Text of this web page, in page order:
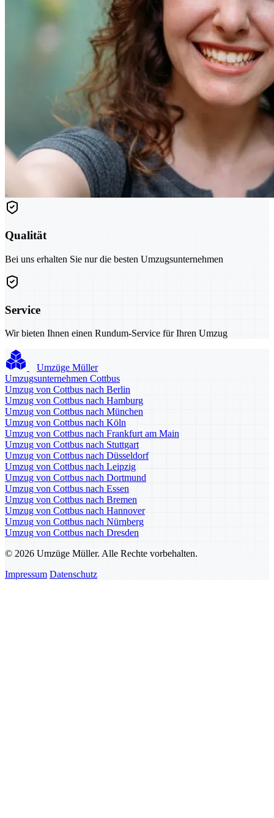
Qualität
Bei uns erhalten Sie nur die besten Umzugsunternehmen
Service
Wir bieten Ihnen einen Rundum-Service für Ihren Umzug
Umzüge Müller
Umzugsunternehmen Cottbus
Umzug von Cottbus nach Berlin
Umzug von Cottbus nach Hamburg
Umzug von Cottbus nach München
Umzug von Cottbus nach Köln
Umzug von Cottbus nach Frankfurt am Main
Umzug von Cottbus nach Stuttgart
Umzug von Cottbus nach Düsseldorf
Umzug von Cottbus nach Leipzig
Umzug von Cottbus nach Dortmund
Umzug von Cottbus nach Essen
Umzug von Cottbus nach Bremen
Umzug von Cottbus nach Hannover
Umzug von Cottbus nach Nürnberg
Umzug von Cottbus nach Dresden
© 2026 Umzüge Müller. Alle Rechte vorbehalten.
Impressum Datenschutz